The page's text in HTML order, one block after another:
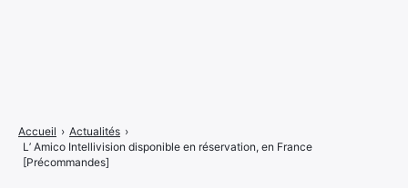
Accueil › Actualités ›
L’ Amico Intellivision disponible en réservation, en France
[Précommandes]